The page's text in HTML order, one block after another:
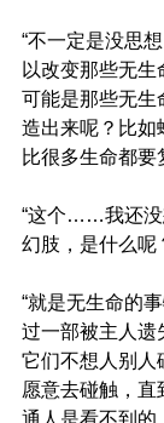
“不一定是没思
以改变那些无
可能是那些无生
造出来呢？比
比很多生命都要
“这个……我还没
幻肢，是什么呢
“就是无生命的
过一部被主人遗
它们不想人别人
愿意去碰触，直